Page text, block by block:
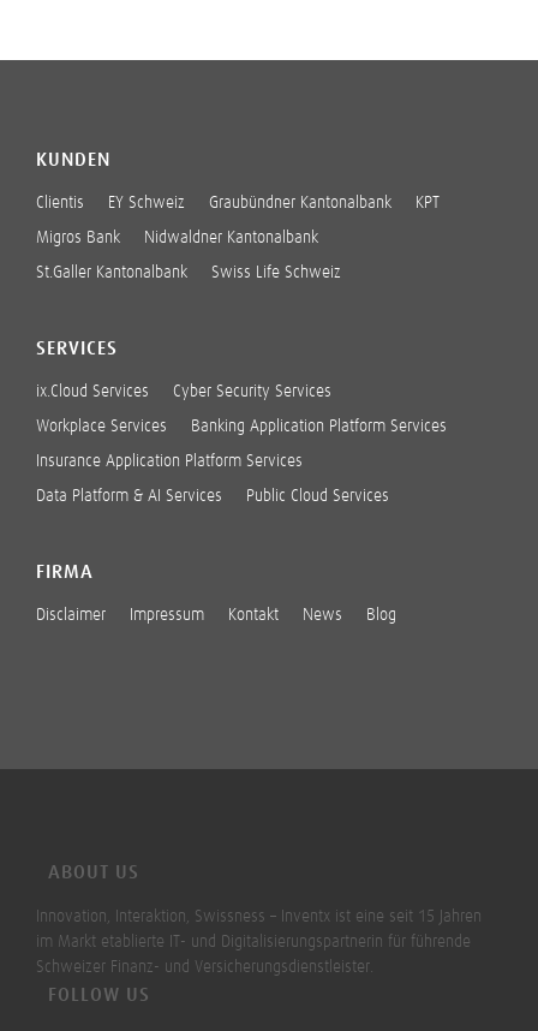
KUNDEN
Clientis EY Schweiz Graubündner Kantonalbank KPT
Migros Bank Nidwaldner Kantonalbank
St.Galler Kantonalbank Swiss Life Schweiz
SERVICES
ix.Cloud Services Cyber Security Services
Workplace Services Banking Application Platform Services
Insurance Application Platform Services
Data Platform & AI Services Public Cloud Services
FIRMA
Disclaimer Impressum Kontakt News Blog
ABOUT US
Innovation, Interaktion, Swissness – Inventx ist eine seit 15 Jahren
im Markt etablierte IT- und Digitalisierungspartnerin für führende
Schweizer Finanz- und Versicherungsdienstleister.
FOLLOW US